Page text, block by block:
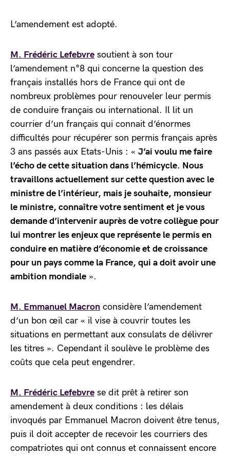
L’amendement est adopté.
M. Frédéric Lefebvre soutient à son tour
l’amendement n°8 qui concerne la question des
français installés hors de France qui ont de
nombreux problèmes pour renouveler leur permis
de conduire français ou international. Il lit un
courrier d’un français qui connait d’énormes
difficultés pour récupérer son permis français après
3 ans passés aux Etats-Unis : « J’ai voulu me faire
l’écho de cette situation dans l’hémicycle. Nous
travaillons actuellement sur cette question avec le
ministre de l’intérieur, mais je souhaite, monsieur
le ministre, connaître votre sentiment et je vous
demande d’intervenir auprès de votre collègue pour
lui montrer les enjeux que représente le permis en
conduire en matière d’économie et de croissance
pour un pays comme la France, qui a doit avoir une
ambition mondiale ».
M. Emmanuel Macron considère l’amendement
d’un bon œil car « il vise à couvrir toutes les
situations en permettant aux consulats de délivrer
les titres ». Cependant il soulève le problème des
coûts que cela peut engendrer.
M. Frédéric Lefebvre se dit prêt à retirer son
amendement à deux conditions : les délais
invoqués par Emmanuel Macron doivent être tenus,
puis il doit accepter de recevoir les courriers des
compatriotes qui ont connus et connaissent encore